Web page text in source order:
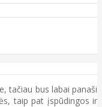
tačiau bus labai panaši
taip pat įspūdingos ir